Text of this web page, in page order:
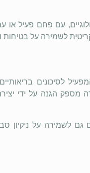
עם פחם פעיל או
לשמירה על בטיחות
לסיכונים
מספק הגנה על ידי
לשמירה על ניקיון